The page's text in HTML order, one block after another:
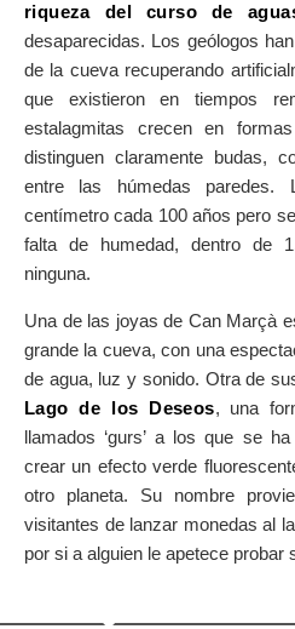
riqueza del curso de
desaparecidas. Los geólogos
de la cueva recuperando
que existieron en tiempos
estalagmitas crecen en
distinguen claramente budas,
entre las húmedas paredes.
centímetro cada 100 años pero
falta de humedad, dentro de
ninguna.
Una de las joyas de Can Marçà
grande la cueva, con una
de agua, luz y sonido. Otra de
Lago de los Deseos, una
llamados ‘gurs’ a los que se
crear un efecto verde
otro planeta. Su nombre
visitantes de lanzar monedas al
por si a alguien le apetece probar